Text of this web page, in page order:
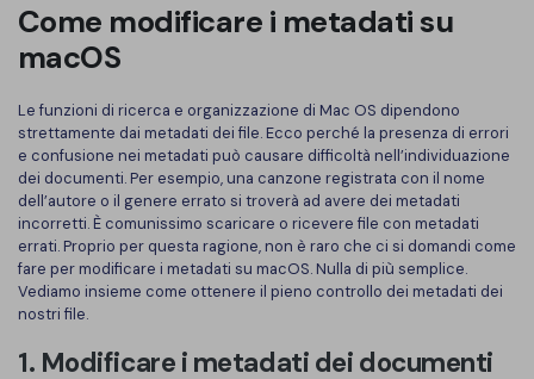
Come modificare i metadati su
macOS
Le funzioni di ricerca e organizzazione di Mac OS dipendono
strettamente dai metadati dei file. Ecco perché la presenza di errori
e confusione nei metadati può causare difficoltà nell’individuazione
dei documenti. Per esempio, una canzone registrata con il nome
dell’autore o il genere errato si troverà ad avere dei metadati
incorretti. È comunissimo scaricare o ricevere file con metadati
errati. Proprio per questa ragione, non è raro che ci si domandi come
fare per modificare i metadati su macOS. Nulla di più semplice.
Vediamo insieme come ottenere il pieno controllo dei metadati dei
nostri file.
1. Modificare i metadati dei documenti